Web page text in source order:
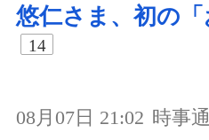
悠仁さま、初の「
14
08月07日 21:02 時事